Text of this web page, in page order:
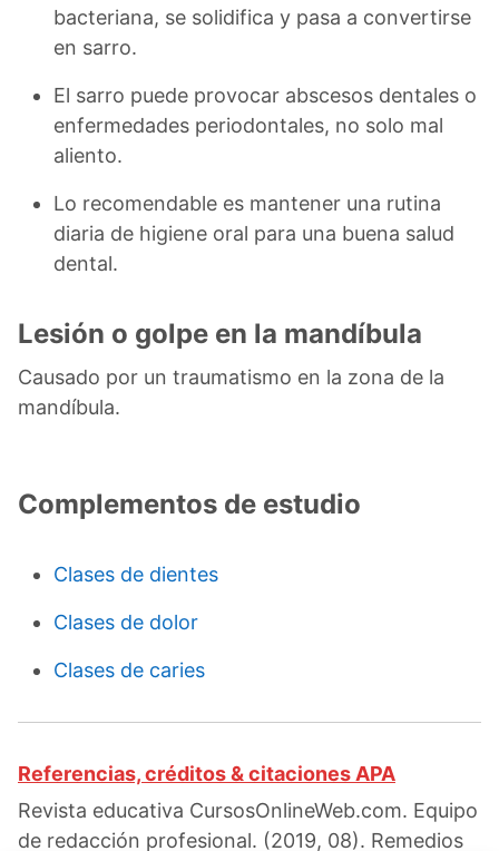
bacteriana, se solidifica y pasa a convertirse
en sarro.
El sarro puede provocar abscesos dentales o
enfermedades periodontales, no solo mal
aliento.
Lo recomendable es mantener una rutina
diaria de higiene oral para una buena salud
dental.
Lesión o golpe en la mandíbula
Causado por un traumatismo en la zona de la
mandíbula.
Complementos de estudio
Clases de dientes
Clases de dolor
Clases de caries
Referencias, créditos & citaciones APA
Revista educativa CursosOnlineWeb.com. Equipo
de redacción profesional. (2019, 08). Remedios